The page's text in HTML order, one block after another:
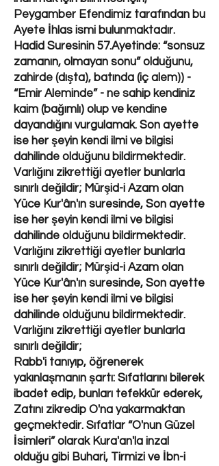
Peygamber Efendimiz tarafından bu
Ayete İhlas ismi bulunmaktadır.
Hadid Suresinin 57.Ayetinde: “sonsuz
zamanın, olmayan sonu” olduğunu,
zahirde (dışta), batında (iç alem)) -
“Emir Aleminde” - ne sahip kendiniz
kaim (bağımlı) olup ve kendine
dayandığını vurgulamak. Son ayette
ise her şeyin kendi ilmi ve bilgisi
dahilinde olduğunu bildirmektedir.
Varlığını zikrettiği ayetler bunlarla
sınırlı değildir; Mürşid-i Azam olan
Yüce Kur'ân'ın suresinde, Son ayette
ise her şeyin kendi ilmi ve bilgisi
dahilinde olduğunu bildirmektedir.
Varlığını zikrettiği ayetler bunlarla
sınırlı değildir; Mürşid-i Azam olan
Yüce Kur'ân'ın suresinde, Son ayette
ise her şeyin kendi ilmi ve bilgisi
dahilinde olduğunu bildirmektedir.
Varlığını zikrettiği ayetler bunlarla
sınırlı değildir;
Rabb'i tanıyıp, öğrenerek
yakınlaşmanın şartı: Sıfatlarını bilerek
ibadet edip, bunları tefekkür ederek,
Zatını zikredip O'na yakarmaktan
geçmektedir. Sıfatlar “O'nun Güzel
İsimleri” olarak Kura'an'la inzal
olduğu gibi Buhari, Tirmizi ve İbn-i